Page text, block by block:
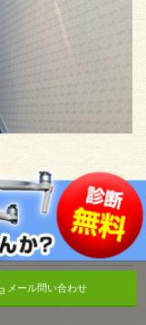
り華やかさが増し
メール問い合わせ